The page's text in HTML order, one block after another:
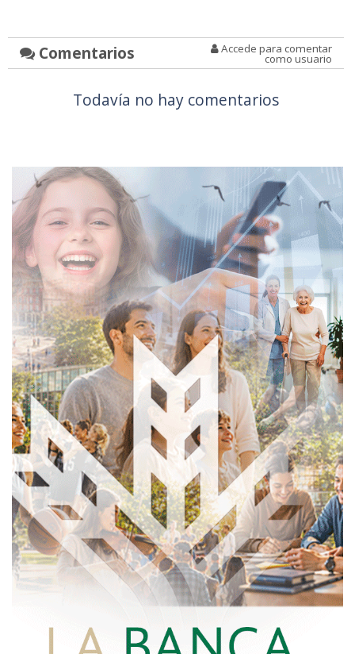
Comentarios Accede para comentar
como usuario
Todavía no hay comentarios